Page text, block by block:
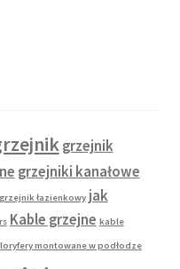
grzejnik
grzejniki kanałowe
grzejnik łazienkowy jak
Kable grzejne kable
montowane w podłodze